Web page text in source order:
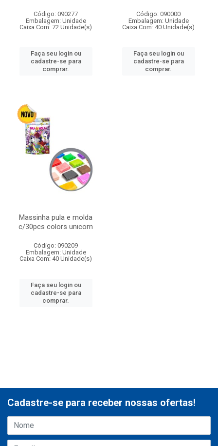
Código: 090277
Embalagem: Unidade
Caixa Com: 72 Unidade(s)
Faça seu login ou
cadastre-se para
comprar.
Código: 090000
Embalagem: Unidade
Caixa Com: 40 Unidade(s)
Faça seu login ou
cadastre-se para
comprar.
Massinha pula e molda
c/30pcs colors unicorn
Código: 090209
Embalagem: Unidade
Caixa Com: 40 Unidade(s)
Faça seu login ou
cadastre-se para
comprar.
Cadastre-se para receber nossas ofertas!